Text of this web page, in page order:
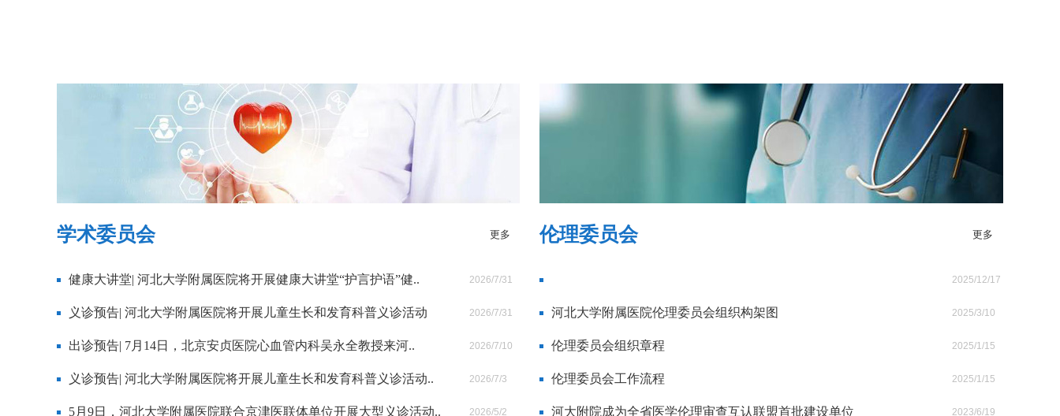
学术委员会 更多
健康大讲堂| 河北大学附属医院将开展健康大讲堂“护言护语”健.. 2026/7/31
义诊预告| 河北大学附属医院将开展儿童生长和发育科普义诊活动 2026/7/31
出诊预告| 7月14日，北京安贞医院心血管内科吴永全教授来河.. 2026/7/10
义诊预告| 河北大学附属医院将开展儿童生长和发育科普义诊活动.. 2026/7/3
5月9日，河北大学附属医院联合京津医联体单位开展大型义诊活动.. 2026/5/2
伦理委员会 更多
2025/12/17
河北大学附属医院伦理委员会组织构架图 2025/3/10
伦理委员会组织章程 2025/1/15
伦理委员会工作流程 2025/1/15
河大附院成为全省医学伦理审查互认联盟首批建设单位 2023/6/19